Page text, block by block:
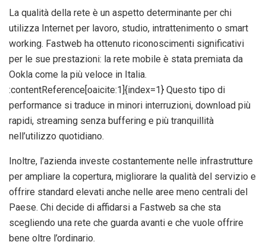
La qualità della rete è un aspetto determinante per chi
utilizza Internet per lavoro, studio, intrattenimento o smart
working. Fastweb ha ottenuto riconoscimenti significativi
per le sue prestazioni: la rete mobile è stata premiata da
Ookla come la più veloce in Italia.
:contentReference[oaicite:1]{index=1} Questo tipo di
performance si traduce in minori interruzioni, download più
rapidi, streaming senza buffering e più tranquillità
nell’utilizzo quotidiano.
Inoltre, l’azienda investe costantemente nelle infrastrutture
per ampliare la copertura, migliorare la qualità del servizio e
offrire standard elevati anche nelle aree meno centrali del
Paese. Chi decide di affidarsi a Fastweb sa che sta
scegliendo una rete che guarda avanti e che vuole offrire
bene oltre l’ordinario.